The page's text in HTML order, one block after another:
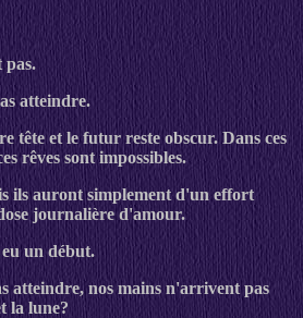
pas.
atteindre.
tête et le futur reste obscur. Dans ces
rêves sont impossibles.
ils auront simplement d'un effort
journalière d'amour.
un début.
atteindre, nos mains n'arrivent pas
la lune?